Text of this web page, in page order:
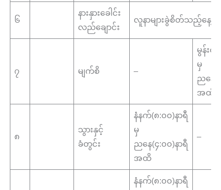
၆
နားနှားခေါင်း
လည်ချောင်း
လူနာများခွဲစိတ်သည့်နေ့
၇ မျက်စိ –
မွန်းလွဲ
မှ
ညနေ(
အထိ
၈
သွားနှင့်
ခံတွင်း
နံနက်(၈:၀၀)နာရီ
မှ
ညနေ(၄:၀၀)နာရီ
အထိ
–
နံနက်(၈:၀၀)နာရီ